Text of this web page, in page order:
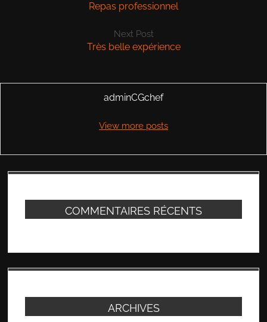
Repas professionnel
Next Post
Très belle expérience
adminCGchef
View more posts
COMMENTAIRES RÉCENTS
ARCHIVES